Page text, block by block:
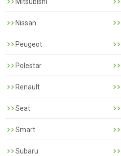
Nissan
Peugeot
Polestar
Renault
Seat
Smart
Subaru